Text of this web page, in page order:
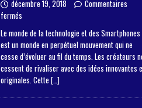
décembre 19, 2018
Commentaires
fermés
Le monde de la technologie et des Smartphones
est un monde en perpétuel mouvement qui ne
cesse d’évoluer au fil du temps. Les créateurs
cessent de rivaliser avec des idées innovantes
originales. Cette […]